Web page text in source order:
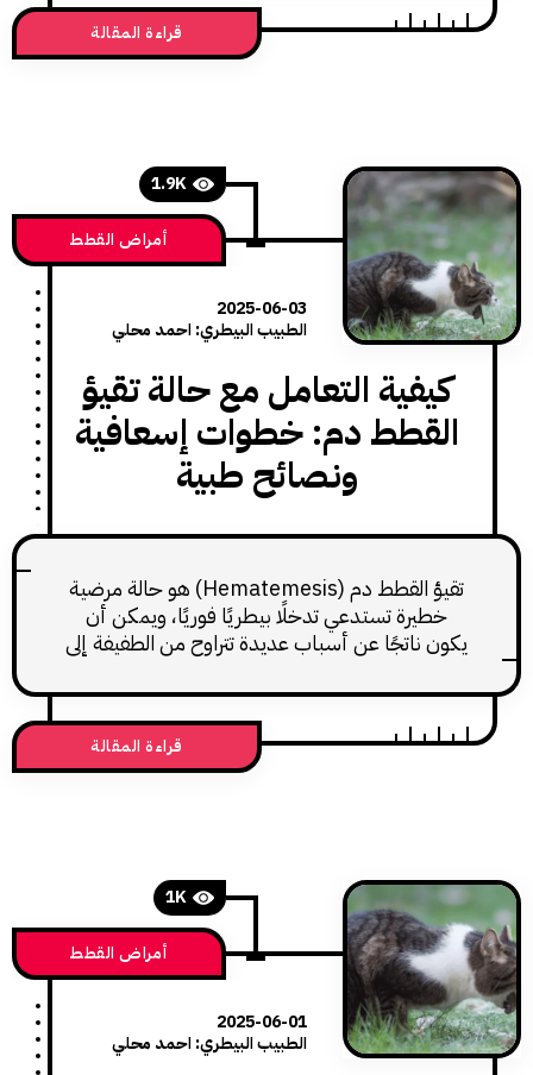
قراءة المقالة
1.9K
أمراض القطط
2025-06-03
الطبيب البيطري: احمد محلي
التعامل مع حالة تقيؤ
دم: خطوات إسعافية
ونصائح طبية
تقيؤ القطط دم (Hematemesis) هو حالة مرضية
تستدعي تدخلًا بيطريًا فوريًا، ويمكن أن
ناتجًا عن أسباب عديدة تتراوح من الطفيفة إلى
لحياة القطة المصابة. نشير إلى أن الكلاب
بهذه الحالة بشكل أكبر من القطط. ولا يوجد
وراثي أو سلالي أو عمر أو جنس معروف
للإصابة بهذه الحالة. الحيوانات التي تتلقى
قراءة المقالة
أمراض القطط
2025-06-01
الطبيب البيطري: احمد محلي